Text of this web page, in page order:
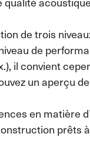
de trois
de
il convient
un aperçu
en matière
prêts à